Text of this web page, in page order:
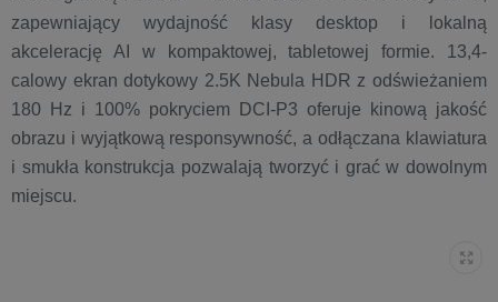
zapewniający wydajność klasy desktop i lokalną
akcelerację AI w kompaktowej, tabletowej formie. 13,4-
calowy ekran dotykowy 2.5K Nebula HDR z odświeżaniem
180 Hz i 100% pokryciem DCI-P3 oferuje kinową jakość
obrazu i wyjątkową responsywność, a odłączana klawiatura
i smukła konstrukcja pozwalają tworzyć i grać w dowolnym
miejscu.